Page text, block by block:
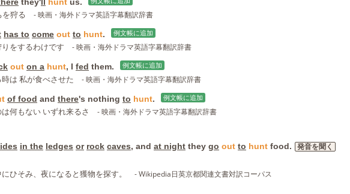
を狩る - 映画・海外ドラマ英語字幕翻訳辞書
has to come out to hunt. 例文帳に追加
をするわけです - 映画・海外ドラマ英語字幕翻訳辞書
out on a hunt, I fed them. 例文帳に追加
は 私が食べさせた - 映画・海外ドラマ英語字幕翻訳辞書
of food and there's nothing to hunt. 例文帳に追加
何もない いずれ来るさ
- 映画・海外ドラマ英語字幕翻訳辞書
in the ledges or rock caves, and at night they go out to hunt food. 発音を聞く
ひそみ、夜になると獲物を探す。 - Wikipedia日英京都関連文書対訳コーパス